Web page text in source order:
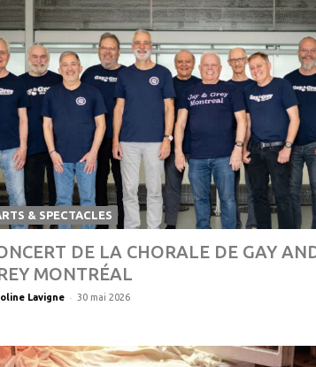
& SPECTACLES
DE LA CHORALE DE GAY
MONTRÉAL
Lavigne - 30 mai 2026